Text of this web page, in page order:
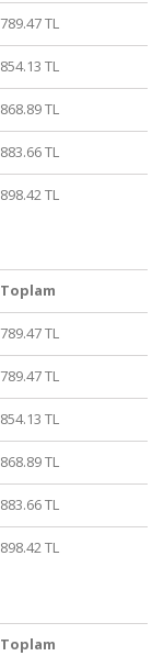
789.47 TL
854.13 TL
868.89 TL
883.66 TL
898.42 TL
Toplam
789.47 TL
789.47 TL
854.13 TL
868.89 TL
883.66 TL
898.42 TL
Toplam